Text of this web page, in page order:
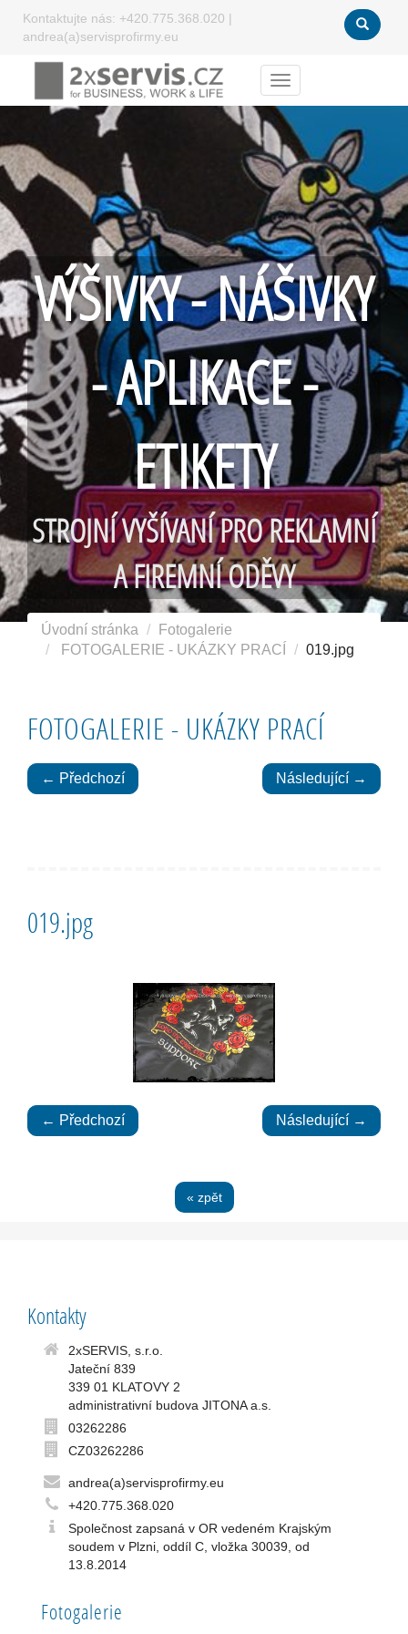
Kontaktujte nás: +420.775.368.020 |
andrea(a)servisprofirmy.eu
Menu
VÝŠIVKY - NÁŠIVKY
- APLIKACE -
ETIKETY
STROJNÍ VYŠÍVANÍ PRO REKLAMNÍ
A FIREMNÍ ODĚVY
Úvodní stránka
Fotogalerie
FOTOGALERIE - UKÁZKY PRACÍ
019.jpg
FOTOGALERIE - UKÁZKY PRACÍ
← Předchozí Následující →
019.jpg
← Předchozí Následující →
« zpět
Kontakty
2xSERVIS, s.r.o.
Jateční 839
339 01 KLATOVY 2
administrativní budova JITONA a.s.
03262286
CZ03262286
andrea(a)servisprofirmy.eu
+420.775.368.020
Společnost zapsaná v OR vedeném Krajským
soudem v Plzni, oddíl C, vložka 30039, od
13.8.2014